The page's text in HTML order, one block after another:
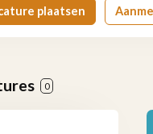
plaatsen
0